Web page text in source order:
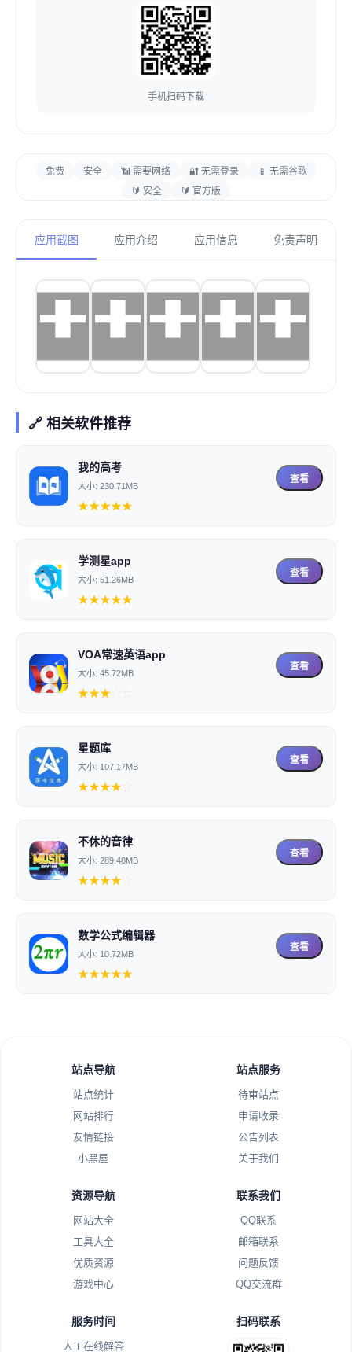
手机扫码下载
免费 安全 📶 需要网络 🔐 无需登录
📱 无需谷歌
🔰 安全
🔰 官方版
应用截图 应用介绍 应用信息 免责声明
🔗 相关软件推荐
我的高考
大小: 230.71MB
★★★★★
查看
学测星app
大小: 51.26MB
★★★★★
查看
VOA常速英语app
大小: 45.72MB
★★★
查看
星题库
大小: 107.17MB
★★★★
查看
不休的音律
大小: 289.48MB
★★★★
查看
数学公式编辑器
大小: 10.72MB
★★★★★
查看
站点导航
站点统计
网站排行
友情链接
小黑屋
站点服务
待审站点
申请收录
公告列表
关于我们
资源导航
网站大全
工具大全
优质资源
游戏中心
联系我们
QQ联系
邮箱联系
问题反馈
QQ交流群
服务时间
人工在线解答
扫码联系